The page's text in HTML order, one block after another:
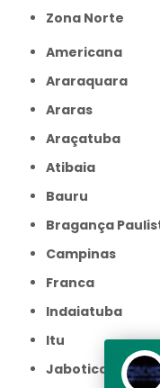
Zona Norte
Americana
Araraquara
Araras
Araçatuba
Atibaia
Bauru
Bragança
Campinas
Franca
Indaiatuba
Itu
Jaboticabal